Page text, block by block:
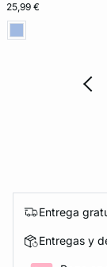
25,99 €
Entrega
Entregas y